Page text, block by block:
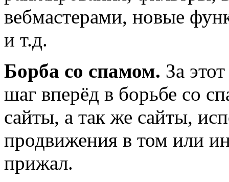
вебмастерами, новые
и т.д.
Борба со спамом. За
шаг вперёд в борьбе со
сайты, а так же сайты,
продвижения в том или
прижал.